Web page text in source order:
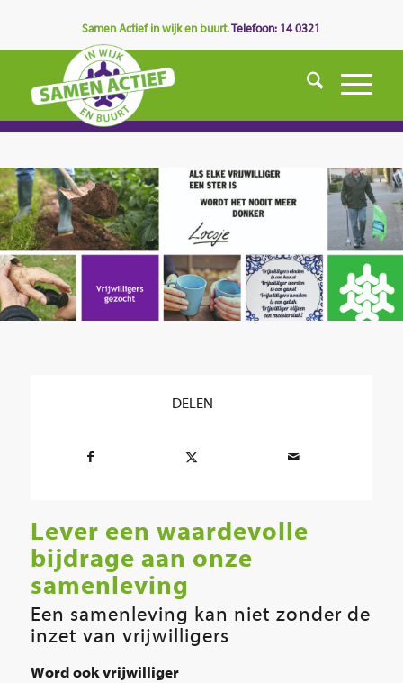
Samen Actief in wijk en buurt.Telefoon: 14 0321
DELEN
Lever een waardevolle
bijdrage aan onze
samenleving
Een samenleving kan niet zonder de
inzet van vrijwilligers
Word ook vrijwilliger